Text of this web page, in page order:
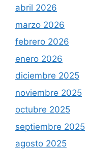
abril 2026
marzo 2026
febrero 2026
enero 2026
diciembre 2025
noviembre 2025
octubre 2025
septiembre 2025
agosto 2025